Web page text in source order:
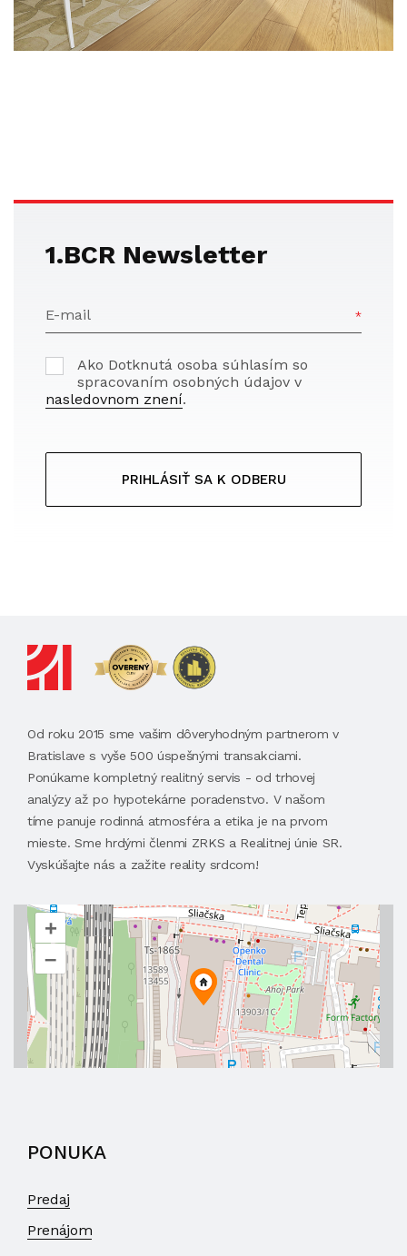
1.BCR Newsletter
E-mail
Ako Dotknutá osoba súhlasím so
spracovaním osobných údajov v
nasledovnom znení.
PRIHLÁSIŤ SA K ODBERU
Od roku 2015 sme vašim dôveryhodným partnerom v
Bratislave s vyše 500 úspešnými transakciami.
Ponúkame kompletný realitný servis - od trhovej
analýzy až po hypotekárne poradenstvo. V našom
tíme panuje rodinná atmosféra a etika je na prvom
mieste. Sme hrdými členmi ZRKS a Realitnej únie SR.
Vyskúšajte nás a zažite reality srdcom!
+
–
PONUKA
Predaj
Prenájom